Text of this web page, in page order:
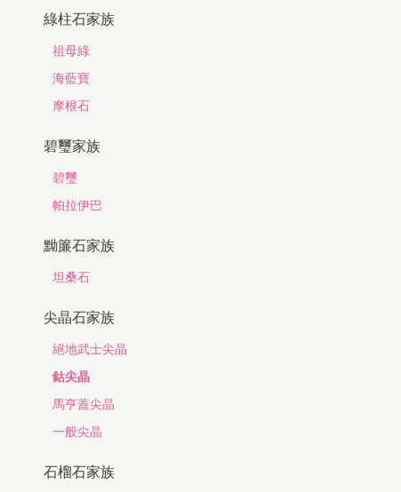
綠柱石家族
祖母綠
海藍寶
摩根石
碧璽家族
碧璽
帕拉伊巴
黝簾石家族
坦桑石
尖晶石家族
絕地武士尖晶
鈷尖晶
馬亨蓋尖晶
一般尖晶
石榴石家族